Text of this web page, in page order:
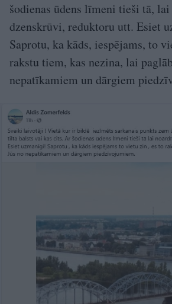
šodienas ūdens līmeni tieši tā,
dzenskrūvi, reduktoru utt. Esiet
Saprotu, ka kāds, iespējams, to
rakstu tiem, kas nezina, lai
nepatīkamiem un dārgiem